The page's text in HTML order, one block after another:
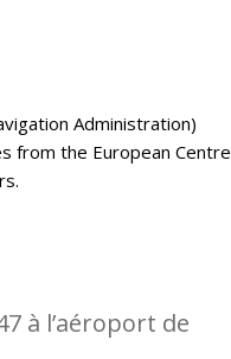
Administration)
from the European Centre
à l’aéroport de